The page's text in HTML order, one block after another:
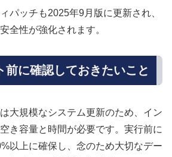
パッチも2025年9月版に更新され、
全性が強化されます。
前に確認しておきたいこと
大規模なシステム更新のため、イン
き容量と時間が必要です。実行前に
以上に確保し、念のため大切なデー